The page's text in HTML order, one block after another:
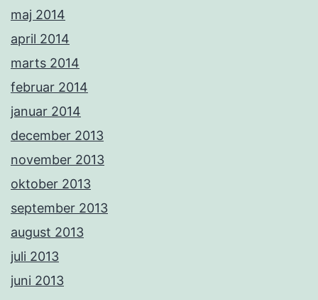
maj 2014
april 2014
marts 2014
februar 2014
januar 2014
december 2013
november 2013
oktober 2013
september 2013
august 2013
juli 2013
juni 2013